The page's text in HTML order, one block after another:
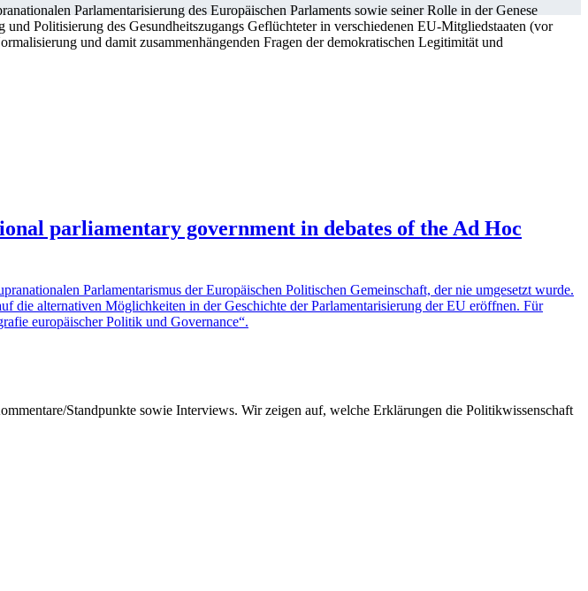
Parlamentarisierung des Europäischen Parlaments sowie seiner Rolle in der Genese
Politisierung des Gesundheitszugangs Geflüchteter in verschiedenen EU-Mitgliedstaaten (vor
und damit zusammenhängenden Fragen der demokratischen Legitimität und
parliamentary government in debates of the Ad Hoc
Parlamentarismus der Europäischen Politischen Gemeinschaft, der nie umgesetzt wurde.
die alternativen Möglichkeiten in der Geschichte der Parlamentarisierung der EU eröffnen. Für
europäischer Politik und Governance“.
Standpunkte sowie Interviews. Wir zeigen auf, welche Erklärungen die Politikwissenschaft